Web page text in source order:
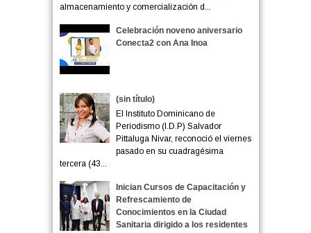
almacenamiento y comercialización d...
Celebración noveno aniversario
Conecta2 con Ana Inoa
(sin título)
El Instituto Dominicano de
Periodismo (I.D.P) Salvador
Pittaluga Nivar, reconoció el viernes
pasado en su cuadragésima
tercera (43...
Inician Cursos de Capacitación y
Refrescamiento de
Conocimientos en la Ciudad
Sanitaria dirigido a los residentes